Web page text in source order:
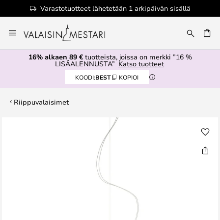
Varastotuotteet lähetetään 1 arkipäivän sisällä
to
Content
16% alkaen 89 €tuotteista, joissa on merkki ”16 %
LISÄALENNUSTA” Katso tuotteet
KOODI:BEST KOPIOI
Riippuvalaisimet